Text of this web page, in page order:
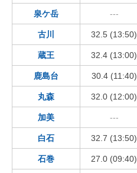
泉ケ岳 ---
古川 32.5 (13:50)
蔵王 32.4 (13:00)
鹿島台 30.4 (11:40)
丸森 32.0 (12:00)
加美 ---
白石 32.7 (13:50)
石巻 27.0 (09:40)